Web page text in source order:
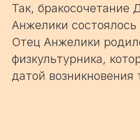
Так, бракосочетание
Анжелики
Отец Анжелики
физкультурника,
датой возникновения